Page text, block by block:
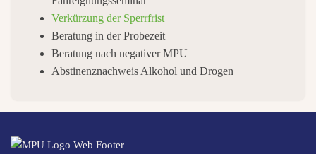
Verkürzung der Sperrfrist
Beratung in der Probezeit
Beratung nach negativer MPU
Abstinenznachweis Alkohol und Drogen